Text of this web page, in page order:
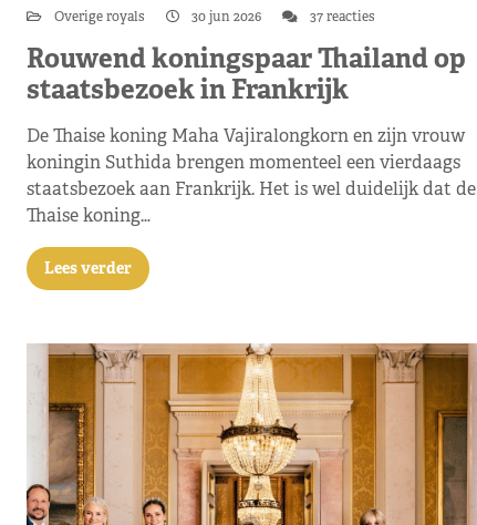
Overige royals 30 jun 2026 37 reacties
Rouwend koningspaar Thailand op
staatsbezoek in Frankrijk
De Thaise koning Maha Vajiralongkorn en zijn vrouw
koningin Suthida brengen momenteel een vierdaags
staatsbezoek aan Frankrijk. Het is wel duidelijk dat de
Thaise koning…
Lees verder